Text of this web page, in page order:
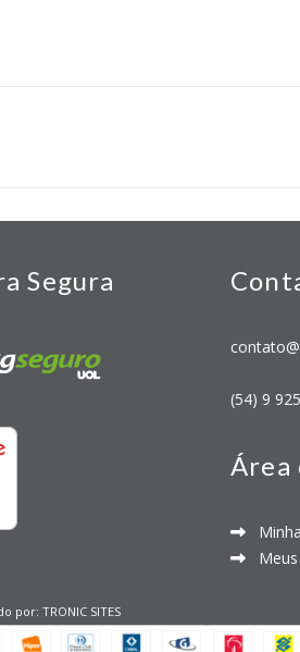
Segura
(54) 9
Área
Meus
por: TRONIC SITES